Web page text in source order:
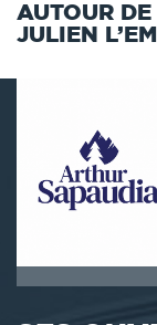
AUTOUR
JULIEN